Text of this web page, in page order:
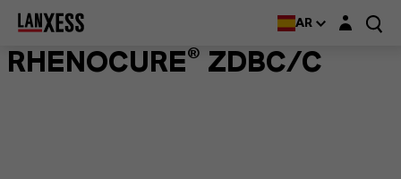
AR Login layer
RHENOCURE® ZDBC/C